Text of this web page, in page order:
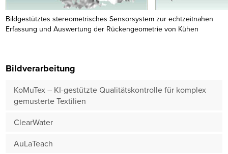
Bildgestütztes stereometrisches Sensorsystem zur echtzeitnahen
Erfassung und Auswertung der Rückengeometrie von Kühen
Bildverarbeitung
KoMuTex – KI-gestützte Qualitätskontrolle für komplex
gemusterte Textilien
ClearWater
AuLaTeach